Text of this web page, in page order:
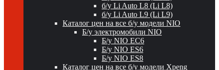
б/у Li Auto L8 (Li L8)
б/у Li Auto L9 (Li L9)
Каталог цен на все б/у модели NIO
Б/у электромобили NIO
Б/у NIO EC6
Б/у NIO ES6
Б/у NIO ES8
Каталог цен на все б/у модели Xpeng